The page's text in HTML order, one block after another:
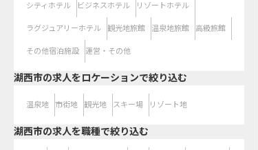
シティホテル ビジネスホテル リゾートホテル
ラグジュアリーホテル 観光地旅館 温泉地旅館 高級旅館
その他宿泊施設 運営・その他
湖西市の求人をロケーションで絞り込む
温泉地 市街地 観光地 スキー場 リゾート地
湖西市の求人を職種で絞り込む